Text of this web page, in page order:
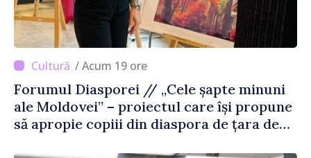
/ Acum 19 ore
Forumul Diasporei // „Cele șapte minuni
ale Moldovei” – proiectul care își propune
să apropie copiii din diaspora de țara de